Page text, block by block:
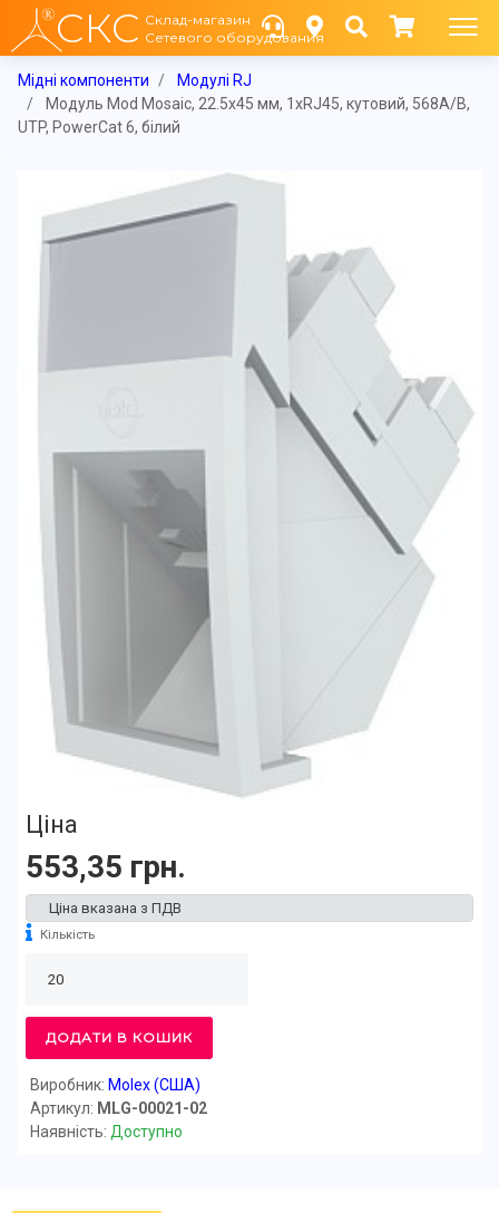
СКС Склад-магазин
Сетевого оборудования
Мідні компоненти
Модулі RJ
Модуль Mod Mosaic, 22.5x45 мм, 1xRJ45, кутовий, 568A/B,
UTP, PowerCat 6, білий
Ціна
553,35 грн.
Ціна вказана з ПДВ
Кількість
ДОДАТИ В КОШИК
Виробник: Molex (США)
Артикул: MLG-00021-02
Наявність: Доступно